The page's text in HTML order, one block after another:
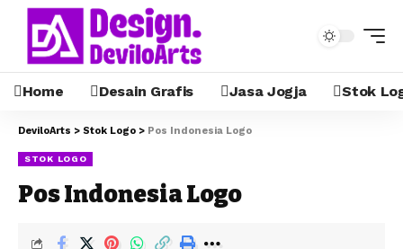
Home Desain Grafis Jasa Jogja Stok
DeviloArts > Stok Logo > Pos Indonesia Logo
STOK LOGO
Pos Indonesia Logo